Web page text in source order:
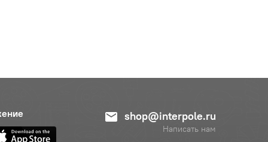
shop@interpole.ru
Написать нам